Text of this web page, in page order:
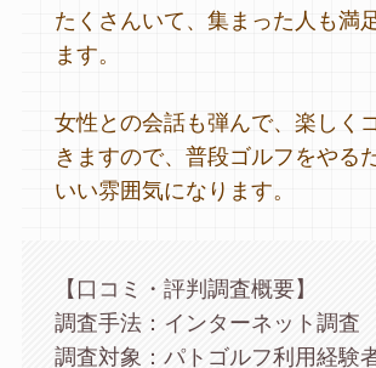
たくさんいて、集まった人も満
ます。
女性との会話も弾んで、楽しく
きますので、普段ゴルフをやる
いい雰囲気になります。
【口コミ・評判調査概要】
調査手法：インターネット調査
調査対象：パトゴルフ利用経験